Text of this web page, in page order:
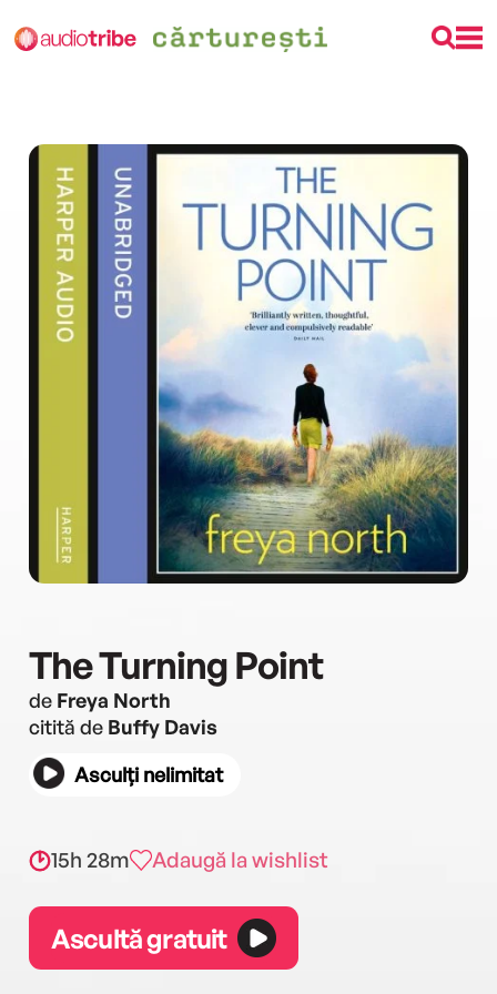
The Turning Point
de Freya North
citită de Buffy Davis
Asculți nelimitat
15h 28m Adaugă la wishlist
Ascultă gratuit